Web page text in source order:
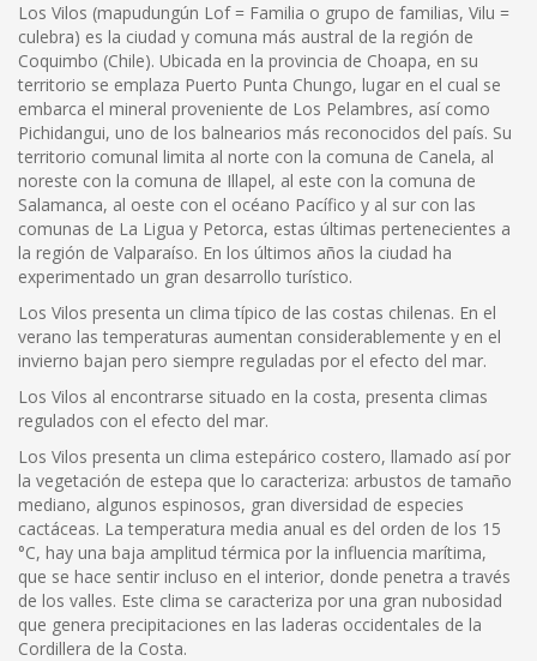
Los Vilos (mapudungún Lof = Familia o grupo de familias, Vilu =
culebra) es la ciudad y comuna más austral de la región de
Coquimbo (Chile). Ubicada en la provincia de Choapa, en su
territorio se emplaza Puerto Punta Chungo, lugar en el cual se
embarca el mineral proveniente de Los Pelambres, así como
Pichidangui, uno de los balnearios más reconocidos del país. Su
territorio comunal limita al norte con la comuna de Canela, al
noreste con la comuna de Illapel, al este con la comuna de
Salamanca, al oeste con el océano Pacífico y al sur con las
comunas de La Ligua y Petorca, estas últimas pertenecientes a
la región de Valparaíso. En los últimos años la ciudad ha
experimentado un gran desarrollo turístico.
Los Vilos presenta un clima típico de las costas chilenas. En el
verano las temperaturas aumentan considerablemente y en el
invierno bajan pero siempre reguladas por el efecto del mar.
Los Vilos al encontrarse situado en la costa, presenta climas
regulados con el efecto del mar.
Los Vilos presenta un clima estepárico costero, llamado así por
la vegetación de estepa que lo caracteriza: arbustos de tamaño
mediano, algunos espinosos, gran diversidad de especies
cactáceas. La temperatura media anual es del orden de los 15
°C, hay una baja amplitud térmica por la influencia marítima,
que se hace sentir incluso en el interior, donde penetra a través
de los valles. Este clima se caracteriza por una gran nubosidad
que genera precipitaciones en las laderas occidentales de la
Cordillera de la Costa.